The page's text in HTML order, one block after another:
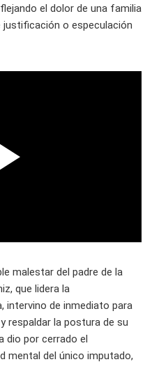
el dolor de una familia
o especulación
malestar del padre de la
que lidera la
intervino de inmediato para
respaldar la postura de su
dio por cerrado el
mental del único imputado,